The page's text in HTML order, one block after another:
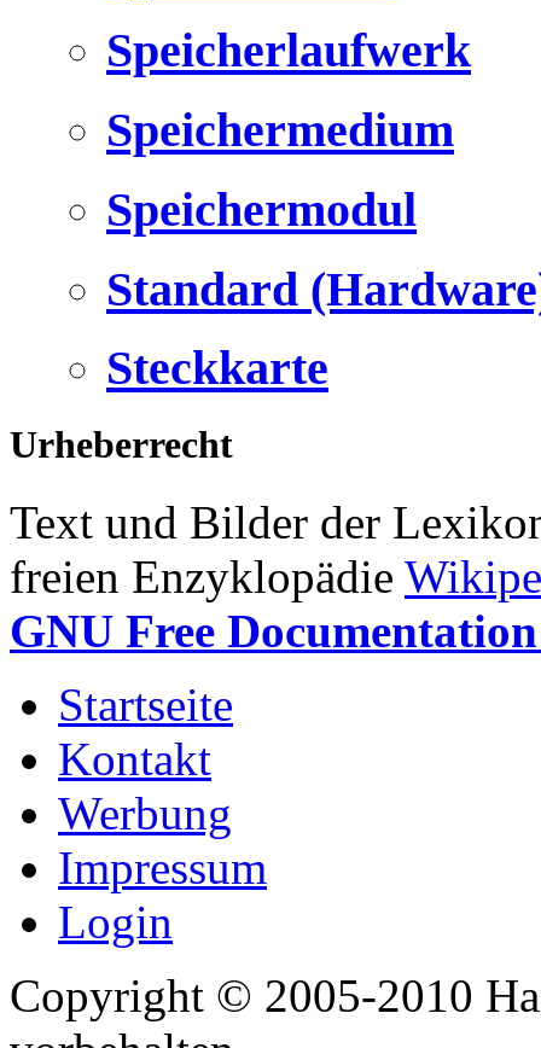
Speicherlaufwerk
Speichermedium
Speichermodul
Standard
Steckkarte
Urheberrecht
Text und Bilder der
freien Enzyklopädie
GNU Free
Startseite
Kontakt
Werbung
Impressum
Login
Copyright © 2005-2010